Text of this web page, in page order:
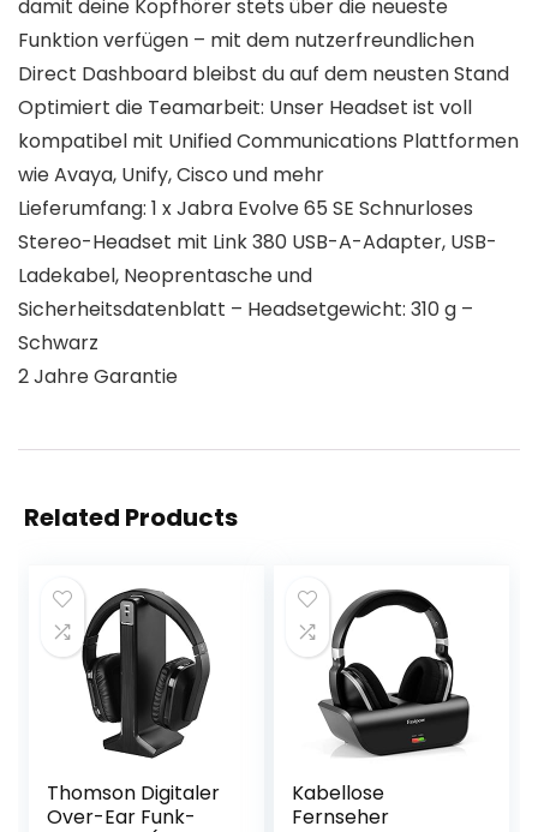
damit deine Kopfhörer stets über die neueste
Funktion verfügen – mit dem nutzerfreundlichen
Direct Dashboard bleibst du auf dem neusten Stand
Optimiert die Teamarbeit: Unser Headset ist voll
kompatibel mit Unified Communications Plattformen
wie Avaya, Unify, Cisco und mehr
Lieferumfang: 1 x Jabra Evolve 65 SE Schnurloses
Stereo-Headset mit Link 380 USB-A-Adapter, USB-
Ladekabel, Neoprentasche und
Sicherheitsdatenblatt – Headsetgewicht: 310 g –
Schwarz
2 Jahre Garantie
Related Products
Thomson Digitaler
Over-Ear Funk-
Kabellose
Fernseher